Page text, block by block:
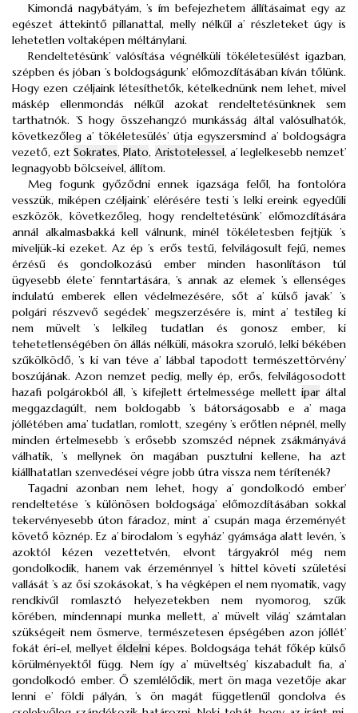
Kimondá nagybátyám, ’s ím befejezhetem állításaimat egy az
egészet áttekintő pillanattal, melly nélkűl a’ részleteket úgy is
lehetetlen voltaképen méltánylani.
Rendeltetésünk’ valósítása végnélküli tökéletesülést igazban,
szépben és jóban ’s boldogságunk’ előmozdításában kíván tőlünk.
Hogy ezen czéljaink létesíthetők, kételkednünk nem lehet, mivel
máskép ellenmondás nélkűl azokat rendeltetésünknek sem
tarthatnók. ’S hogy összehangzó munkásság által valósulhatók,
következőleg a’ tökéletesülés’ útja egyszersmind a’ boldogságra
vezető, eztSokrates,Plato, Aristotelessel, a’ leglelkesebb nemzet’
legnagyobb bölcseivel, állítom.
Meg fogunk győződni ennek igazsága felől, ha fontolóra
vesszük, miképen czéljaink’ elérésére testi ’s lelki ereink egyedűli
eszközök, következőleg, hogy rendeltetésünk’ előmozdítására
annál alkalmasbakká kell válnunk, minél tökéletesben fejtjük ’s
miveljük-ki ezeket. Az ép ’s erős testű, felvilágosult fejű, nemes
érzésű és gondolkozású ember minden hasonlításon túl
ügyesebb élete’ fenntartására, ’s annak az elemek ’s ellenséges
indulatú emberek ellen védelmezésére, sőt a’ külső javak’ ’s
polgári részvevő segédek’ megszerzésére is, mint a’ testileg ki
nem müvelt ’s lelkileg tudatlan és gonosz ember, ki
tehetetlenségében ön állás nélküli, másokra szoruló, lelki békében
szűkölködő, ’s ki van téve a’ lábbal tapodott természettörvény’
boszújának. Azon nemzet pedig, melly ép, erős, felvilágosodott
hazafi polgárokból áll, ’s kifejlett értelmessége mellettiparáltal
meggazdagúlt, nem boldogabb ’s bátorságosabb e a’ maga
jóllétében ama’ tudatlan, romlott, szegény ’s erőtlen népnél, melly
minden értelmesebb ’s erősebb szomszéd népnek zsákmányává
válhatik, ’s mellynek ön magában pusztulni kellene, ha azt
kiállhatatlan szenvedései végre jobb útra vissza nem térítenék?
Tagadni azonban nem lehet, hogy a’ gondolkodó ember’
rendeltetése ’s különösen boldogsága’ előmozdításában sokkal
tekervényesebb úton fáradoz, mint a’ csupán maga érzeményét
követő köznép. Ez a’ birodalom ’s egyház’ gyámsága alatt levén, ’s
azoktól kézen vezettetvén, elvont tárgyakról még nem
gondolkodik, hanem vak érzeménnyel ’s hittel követi születési
vallását ’s az ősi szokásokat, ’s ha végképen el nem nyomatik, vagy
rendkivűl romlasztó helyezetekben nem nyomorog, szűk
körében, mindennapi munka mellett, a’ müvelt világ’ számtalan
szükségeit nem ösmerve, természetesen épségében azon jóllét’
fokát éri-el, mellyetéldelni képes. Boldogsága tehát főkép külső
körülményektől függ. Nem így a’ müveltség’ kiszabadult fia, a’
gondolkodó ember. Ő szemlélődik, mert ön maga vezetője akar
lenni e’ földi pályán, ’s ön magát függetlenűl gondolva és